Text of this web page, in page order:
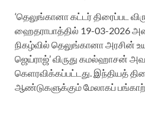
‘தெலுங்கானா கட்டர் திரைப்பட
ஹைதராபாத்தில் 19-03-2026
நிகழ்வில் தெலுங்கானா அரசின்
ஜெய்ராஜ்’ விருது கமல்ஹாசன்
கெளரவிக்கப்பட்டது. இந்தியத்
ஆண்டுகளுக்கும் மேலாகப்